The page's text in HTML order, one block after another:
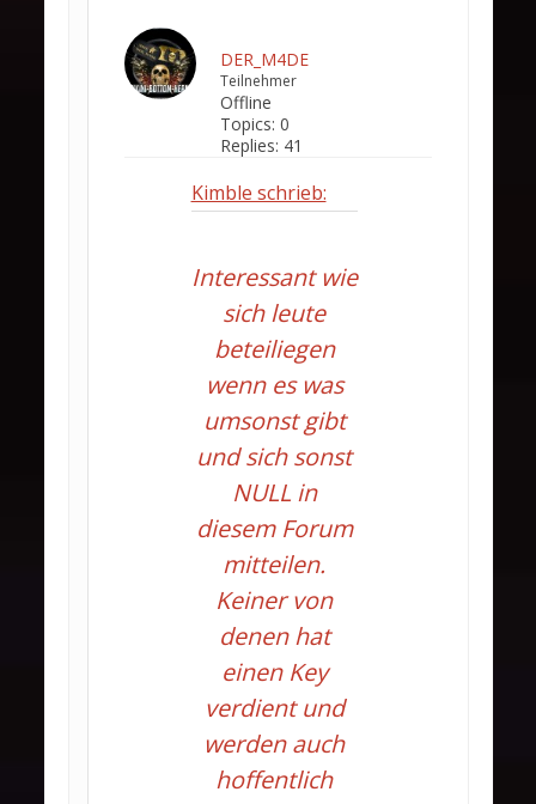
DER_M4DE
Teilnehmer
Offline
Topics: 0
Replies: 41
Kimble schrieb:
Interessant wie
sich leute
beteiliegen
wenn es was
umsonst gibt
und sich sonst
NULL in
diesem Forum
mitteilen.
Keiner von
denen hat
einen Key
verdient und
werden auch
hoffentlich